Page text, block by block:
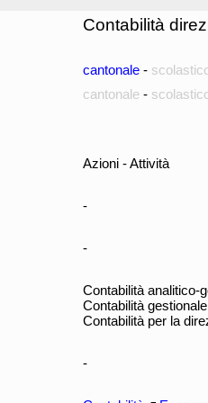
Contabilità
cantonale -
cantonale -
Azioni - Attività
-
-
Contabilità analitico-
Contabilità gestionale
Contabilità per la
-